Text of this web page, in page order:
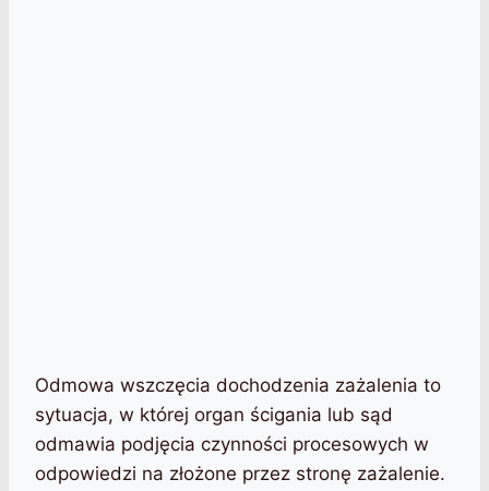
Odmowa wszczęcia dochodzenia zażalenia to
sytuacja, w której organ ścigania lub sąd
odmawia podjęcia czynności procesowych w
odpowiedzi na złożone przez stronę zażalenie.